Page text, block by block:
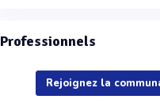
Professionnels
Rejoignez la